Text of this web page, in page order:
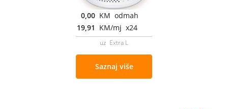
0,00 KM odmah
19,91 KM/mj x24
uz Extra L
Saznaj više